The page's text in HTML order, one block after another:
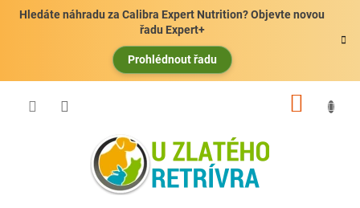
Hledáte náhradu za Calibra Expert Nutrition? Objevte novou
řadu Expert+
Prohlédnout řadu